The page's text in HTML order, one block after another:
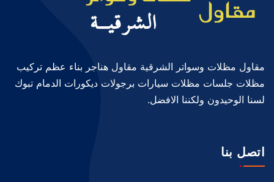
مقاول مظلات وسواتر الشرقية مقاول هناجر بناء عظم تركيب
مظلات جلسات مظلات سيارات برجولات ديكورات الدمام تبوك
لسنا الوحيدون ولكننا الافضل.
اتصل بنا